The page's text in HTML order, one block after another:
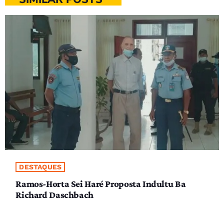
DESTAQUES
Ramos-Horta Sei Haré Proposta Indultu Ba
Richard Daschbach